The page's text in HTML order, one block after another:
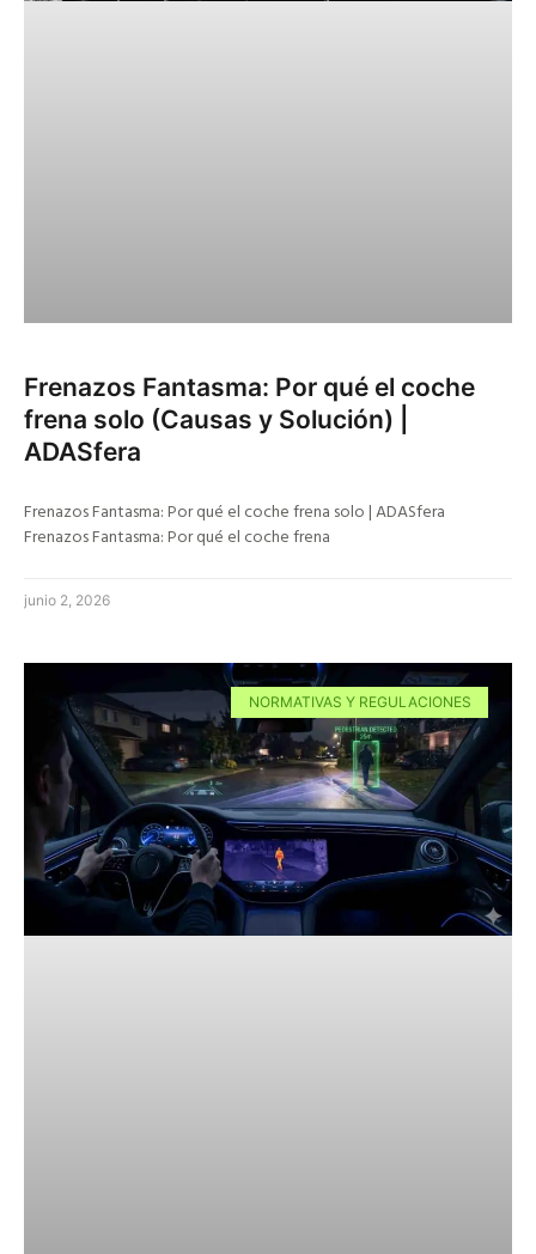
Frenazos Fantasma: Por qué el coche
frena solo (Causas y Solución) |
ADASfera
Frenazos Fantasma: Por qué el coche frena solo | ADASfera
Frenazos Fantasma: Por qué el coche frena
junio 2, 2026
NORMATIVAS Y REGULACIONES